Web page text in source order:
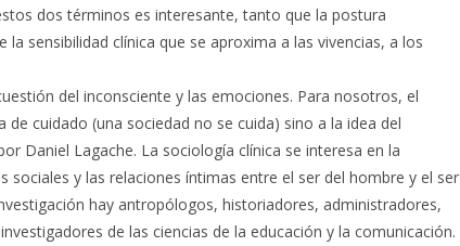
dos términos es interesante, tanto que la postura
la sensibilidad clínica que se aproxima a las vivencias, a los
del inconsciente y las emociones. Para nosotros, el
cuidado (una sociedad no se cuida) sino a la idea del
Daniel Lagache. La sociología clínica se interesa en la
sociales y las relaciones íntimas entre el ser del hombre y el ser
hay antropólogos, historiadores, administradores,
de las ciencias de la educación y la comunicación.